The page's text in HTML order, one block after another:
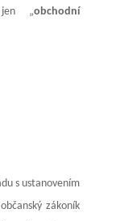
jen „obchodní
s ustanovením
zákoník